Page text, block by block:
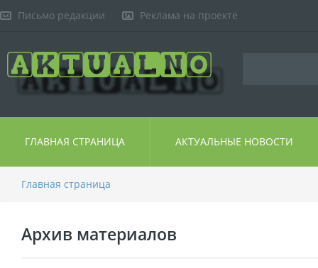
Письмо редакции Реклама на проекте
ГЛАВНАЯ СТРАНИЦА АКТУАЛЬНЫЕ НОВОСТИ
Главная страница
Архив материалов